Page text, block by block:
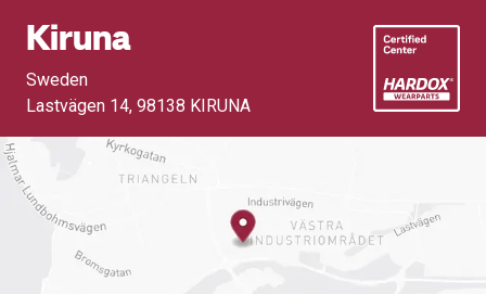
Kiruna
Sweden
Lastvägen 14, 98138 KIRUNA